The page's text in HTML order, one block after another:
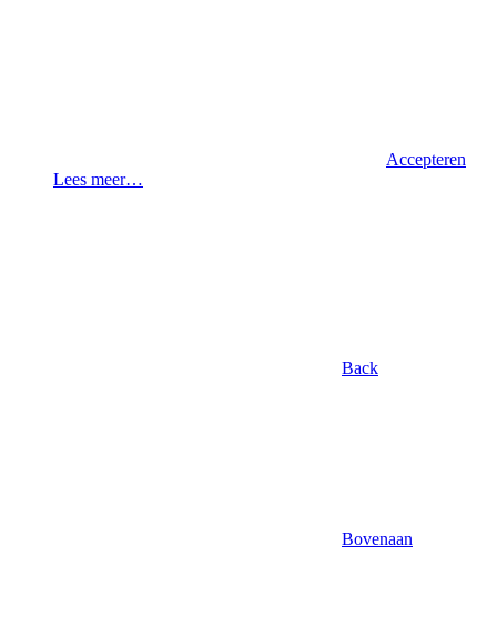
Accepteren
Lees meer…
Back
Bovenaan